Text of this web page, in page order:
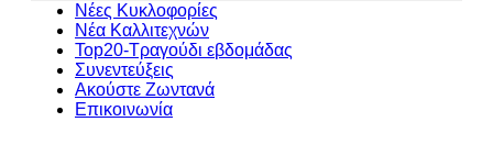
Νέες Κυκλοφορίες
Νέα Καλλιτεχνών
Top20-Τραγούδι εβδομάδας
Συνεντεύξεις
Ακούστε Ζωντανά
Επικοινωνία